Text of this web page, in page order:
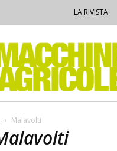
LA RIVISTA
Malavolti